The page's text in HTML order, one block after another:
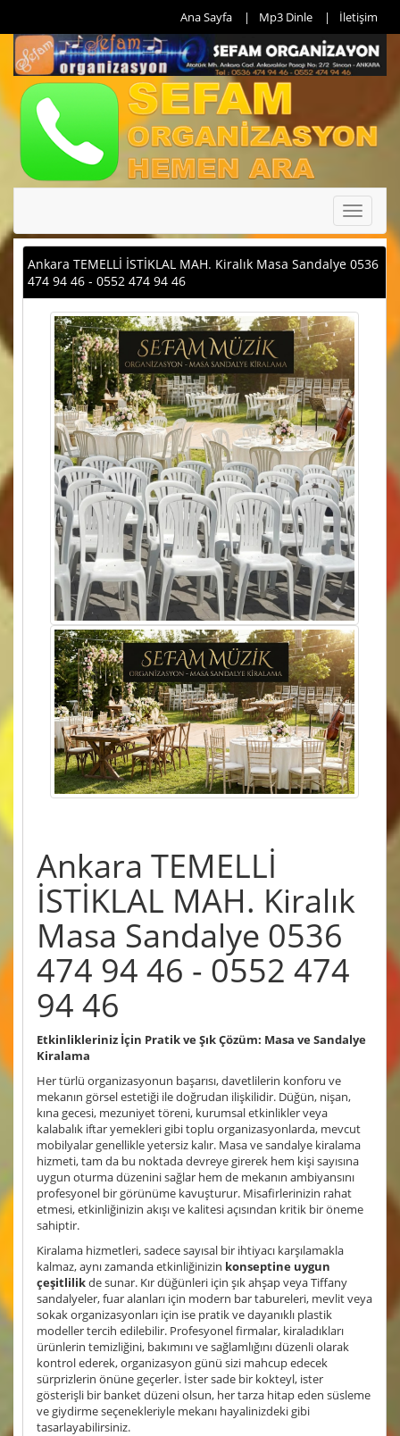
Ana Sayfa Mp3 Dinle İletişim
Toggle
Ankara TEMELLİ İSTİKLAL MAH. Kiralık Masa Sandalye 0536
474 94 46 - 0552 474 94 46
Ankara TEMELLİ
İSTİKLAL MAH. Kiralık
Masa Sandalye 0536
474 94 46 - 0552 474
94 46
Etkinlikleriniz İçin Pratik ve Şık Çözüm: Masa ve Sandalye
Kiralama
Her türlü organizasyonun başarısı, davetlilerin konforu ve
mekanın görsel estetiği ile doğrudan ilişkilidir. Düğün, nişan,
kına gecesi, mezuniyet töreni, kurumsal etkinlikler veya
kalabalık iftar yemekleri gibi toplu organizasyonlarda, mevcut
mobilyalar genellikle yetersiz kalır. Masa ve sandalye kiralama
hizmeti, tam da bu noktada devreye girerek hem kişi sayısına
uygun oturma düzenini sağlar hem de mekanın ambiyansını
profesyonel bir görünüme kavuşturur. Misafirlerinizin rahat
etmesi, etkinliğinizin akışı ve kalitesi açısından kritik bir öneme
sahiptir.
Kiralama hizmetleri, sadece sayısal bir ihtiyacı karşılamakla
kalmaz, aynı zamanda etkinliğinizin konseptine uygun
çeşitlilikde sunar. Kır düğünleri için şık ahşap veya Tiffany
sandalyeler, fuar alanları için modern bar tabureleri, mevlit veya
sokak organizasyonları için ise pratik ve dayanıklı plastik
modeller tercih edilebilir. Profesyonel firmalar, kiraladıkları
ürünlerin temizliğini, bakımını ve sağlamlığını düzenli olarak
kontrol ederek, organizasyon günü sizi mahcup edecek
sürprizlerin önüne geçerler. İster sade bir kokteyl, ister
gösterişli bir banket düzeni olsun, her tarza hitap eden süsleme
ve giydirme seçenekleriyle mekanı hayalinizdeki gibi
tasarlayabilirsiniz.